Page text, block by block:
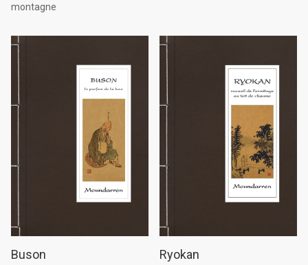
montagne
Buson Ryokan